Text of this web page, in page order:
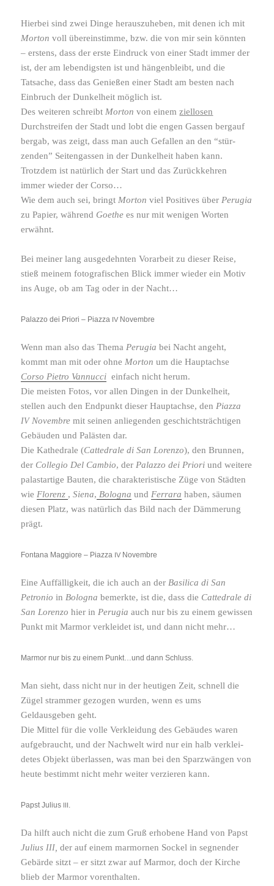
Hierbei sind zwei Dinge heraus­zu­heben, mit denen ich mit
Morton voll über­ein­stimme, bzw. die von mir sein könnten
– erstens, dass der erste Eindruck von einer Stadt immer der
ist, der am leben­digsten ist und hängen­bleibt, und die
Tatsache, dass das Genießen einer Stadt am besten nach
Einbruch der Dunkelheit möglich ist.
Des weiteren schreibtMorton von einemziel­losen
Durchstreifen der Stadt und lobt die engen Gassen bergauf
bergab, was zeigt, dass man auch Gefallen an den “stür­
zenden” Seitengassen in der Dunkelheit haben kann.
Trotzdem ist natür­lich der Start und das Zurückkehren
immer wieder der Corso…
Wie dem auch sei, bringtMorton viel Positives überPerugia
zu Papier, während Goethe es nur mit wenigen Worten
erwähnt.
Bei meiner lang ausge­dehnten Vorarbeit zu dieser Reise,
stieß meinem foto­gra­fi­schen Blick immer wieder ein Motiv
ins Auge, ob am Tag oder in der Nacht…
Palazzo dei Priori – Piazza IV Novembre
Wenn man also das ThemaPerugia bei Nacht angeht,
kommt man mit oder ohneMortonum die Hauptachse
Corso Pietro Vannucci einfach nicht herum.
Die meisten Fotos, vor allen Dingen in der Dunkelheit,
stellen auch den Endpunkt dieser Hauptachse, denPiazza
IVNovembre mit seinen anlie­genden geschichts­träch­tigen
Gebäuden und Palästen dar.
Die Kathedrale (Cattedrale di San Lorenzo), den Brunnen,
der Collegio Del Cambio, derPalazzo dei Prioriund weitere
palast­ar­tige Bauten, die charak­te­ris­ti­sche Züge von Städten
wieFlorenz ,Siena, Bologna undFerrara haben, säumen
diesen Platz, was natür­lich das Bild nach der Dämmerung
prägt.
Fontana Maggiore – Piazza IV Novembre
Eine Auffälligkeit, die ich auch an derBasilica di San
PetronioinBolognabemerkte, ist die, dass die Cattedrale di
San Lorenzo hier inPerugia auch nur bis zu einem gewissen
Punkt mit Marmor verkleidet ist, und dann nicht mehr…
Marmor nur bis zu einem Punkt…und dann Schluss.
Man sieht, dass nicht nur in der heutigen Zeit, schnell die
Zügel strammer gezogen wurden, wenn es ums
Geldausgeben geht.
Die Mittel für die volle Verkleidung des Gebäudes waren
aufge­braucht, und der Nachwelt wird nur ein halb verklei­
detes Objekt über­lassen, was man bei den Sparzwängen von
heute bestimmt nicht mehr weiter verzieren kann.
Papst Julius .
Da hilft auch nicht die zum Gruß erho­bene Hand von Papst
JuliusIII,der auf einem marmornen Sockel in segnender
Gebärde sitzt – er sitzt zwar auf Marmor, doch der Kirche
blieb der Marmor vorenthalten.